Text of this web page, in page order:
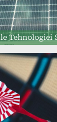
Tehnologiei